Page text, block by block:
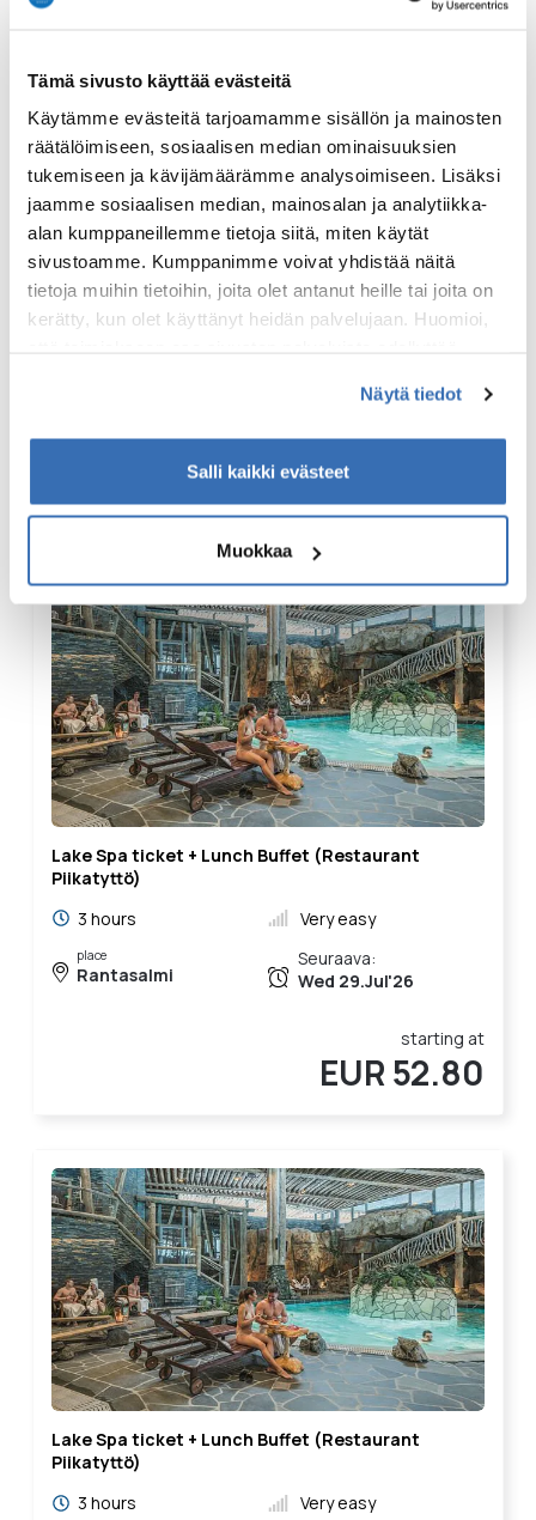
Tämä sivusto käyttää evästeitä
Käytämme evästeitä tarjoamamme sisällön ja mainosten
räätälöimiseen, sosiaalisen median ominaisuuksien
tukemiseen ja kävijämäärämme analysoimiseen. Lisäksi
jaamme sosiaalisen median, mainosalan ja analytiikka-
alan kumppaneillemme tietoja siitä, miten käytät
sivustoamme. Kumppanimme voivat yhdistää näitä
tietoja muihin tietoihin, joita olet antanut heille tai joita on
kerätty, kun olet käyttänyt heidän palvelujaan. Huomioi,
Näytä tiedot
Salli kaikki evästeet
Muokkaa
Reindeer Safari with Wilderness Lunch in Luosto
2 hours and 20 minutes
Easy
Fri 04.Dec'26
EUR 130.00
Lake Spa ticket + Lunch Buffet (Restaurant
Piikatyttö)
3 hours
Very easy
place
Rantasalmi
Seuraava:
Wed 29.Jul'26
starting at
EUR 52.80
Lake Spa ticket + Lunch Buffet (Restaurant
Piikatyttö)
3 hours
Very easy